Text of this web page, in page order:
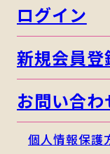
ログイン
新規会員登
お問い合わ
個人情報保護